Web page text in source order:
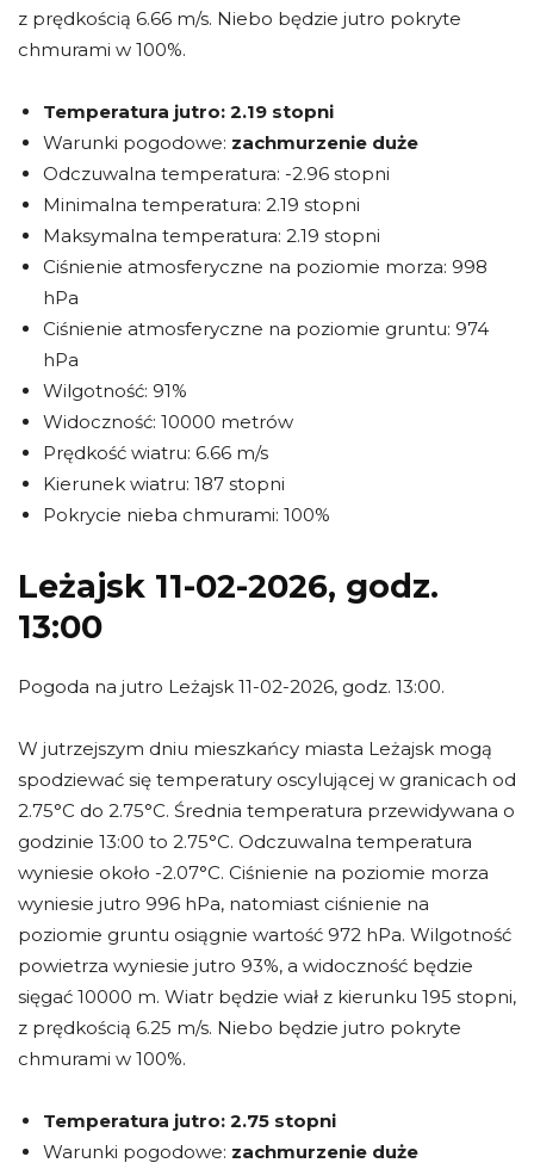
z prędkością 6.66 m/s. Niebo będzie jutro pokryte
chmurami w 100%.
Temperatura jutro: 2.19 stopni
Warunki pogodowe: zachmurzenie duże
Odczuwalna temperatura: -2.96 stopni
Minimalna temperatura: 2.19 stopni
Maksymalna temperatura: 2.19 stopni
Ciśnienie atmosferyczne na poziomie morza: 998
hPa
Ciśnienie atmosferyczne na poziomie gruntu: 974
hPa
Wilgotność: 91%
Widoczność: 10000 metrów
Prędkość wiatru: 6.66 m/s
Kierunek wiatru: 187 stopni
Pokrycie nieba chmurami: 100%
Leżajsk 11-02-2026, godz.
13:00
Pogoda na jutro Leżajsk 11-02-2026, godz. 13:00.
W jutrzejszym dniu mieszkańcy miasta Leżajsk mogą
spodziewać się temperatury oscylującej w granicach od
2.75°C do 2.75°C. Średnia temperatura przewidywana o
godzinie 13:00 to 2.75°C. Odczuwalna temperatura
wyniesie około -2.07°C. Ciśnienie na poziomie morza
wyniesie jutro 996 hPa, natomiast ciśnienie na
poziomie gruntu osiągnie wartość 972 hPa. Wilgotność
powietrza wyniesie jutro 93%, a widoczność będzie
sięgać 10000 m. Wiatr będzie wiał z kierunku 195 stopni,
z prędkością 6.25 m/s. Niebo będzie jutro pokryte
chmurami w 100%.
Temperatura jutro: 2.75 stopni
Warunki pogodowe: zachmurzenie duże